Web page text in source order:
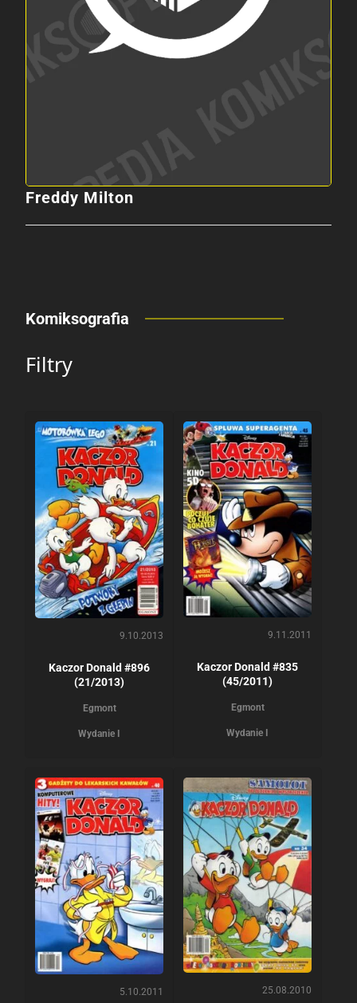
Freddy Milton
Komiksografia
Filtry
9.10.2013
Kaczor Donald #896
(21/2013)
Egmont
Wydanie I
9.11.2011
Kaczor Donald #835
(45/2011)
Egmont
Wydanie I
5.10.2011 25.08.2010